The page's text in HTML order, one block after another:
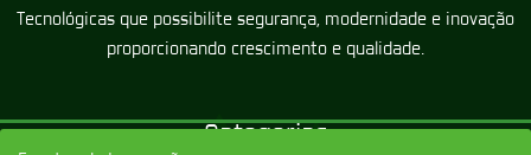
Tecnológicas que possibilite segurança, modernidade e inovação
proporcionando crescimento e qualidade.
Categorias